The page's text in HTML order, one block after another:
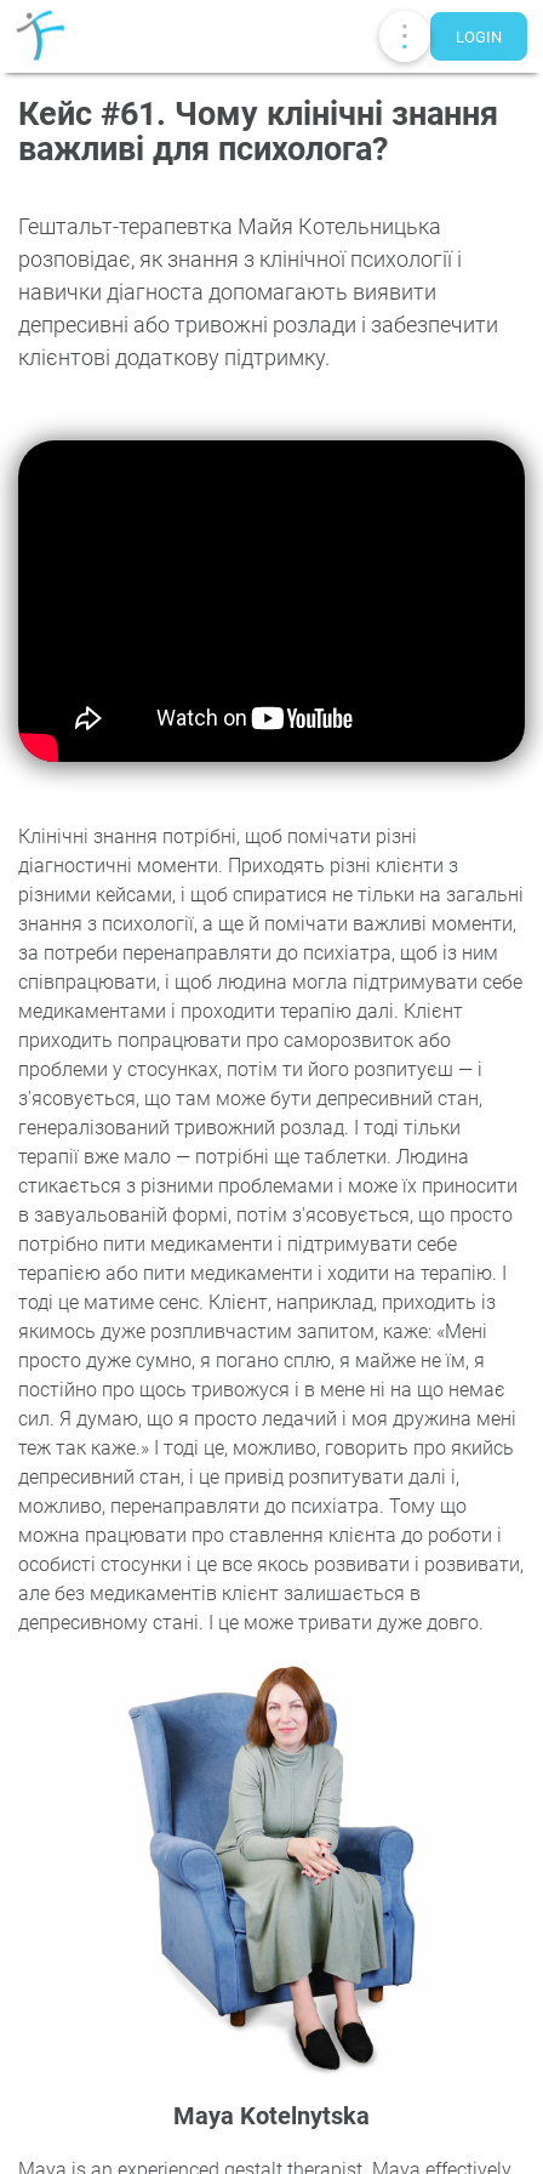
PublicationsUAENRU
LOGIN
Кейс #61. Чому клінічні знання
важливі для психолога?
Гештальт-терапевтка Майя Котельницька
розповідає, як знання з клінічної психології і
навички діагноста допомагають виявити
депресивні або тривожні розлади і забезпечити
клієнтові додаткову підтримку.
Клінічні знання потрібні, щоб помічати різні
діагностичні моменти. Приходять різні клієнти з
різними кейсами, і щоб спиратися не тільки на загальні
знання з психології, а ще й помічати важливі моменти,
за потреби перенаправляти до психіатра, щоб із ним
співпрацювати, і щоб людина могла підтримувати себе
медикаментами і проходити терапію далі. Клієнт
приходить попрацювати про саморозвиток або
проблеми у стосунках, потім ти його розпитуєш — і
з'ясовується, що там може бути депресивний стан,
генералізований тривожний розлад. І тоді тільки
терапії вже мало — потрібні ще таблетки. Людина
стикається з різними проблемами і може їх приносити
в завуальованій формі, потім з'ясовується, що просто
потрібно пити медикаменти і підтримувати себе
терапією або пити медикаменти і ходити на терапію. І
тоді це матиме сенс. Клієнт, наприклад, приходить із
якимось дуже розпливчастим запитом, каже: «Мені
просто дуже сумно, я погано сплю, я майже не їм, я
постійно про щось тривожуся і в мене ні на що немає
сил. Я думаю, що я просто ледачий і моя дружина мені
теж так каже.» І тоді це, можливо, говорить про якийсь
депресивний стан, і це привід розпитувати далі і,
можливо, перенаправляти до психіатра. Тому що
можна працювати про ставлення клієнта до роботи і
особисті стосунки і це все якось розвивати і розвивати,
але без медикаментів клієнт залишається в
депресивному стані. І це може тривати дуже довго.
Maya Kotelnytska